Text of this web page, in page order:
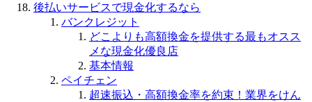
後払いサービスで現金化するなら
バンクレジット
どこよりも高額換金を提供する最もオスス
メな現金化優良店
基本情報
ペイチェン
超速振込・高額換金率を約束！業界をけん